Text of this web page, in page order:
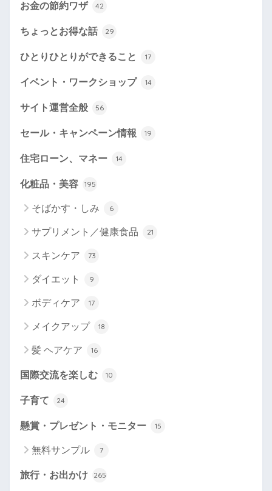
お金の節約ワザ 42
ちょっとお得な話 29
ひとりひとりができること 17
イベント・ワークショップ 14
サイト運営全般 56
セール・キャンペーン情報 19
住宅ローン、マネー 14
化粧品・美容 195
そばかす・しみ 6
サプリメント／健康食品 21
スキンケア 73
ダイエット 9
ボディケア 17
メイクアップ 18
髪 ヘアケア 16
国際交流を楽しむ 10
子育て 24
懸賞・プレゼント・モニター 15
無料サンプル 7
旅行・お出かけ 265